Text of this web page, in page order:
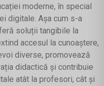
moderne, în special
digitale. Așa cum s-a
soluții tangibile la
accesul la cunoaștere,
diverse, promovează
didactică și contribuie
atât la profesori, cât și